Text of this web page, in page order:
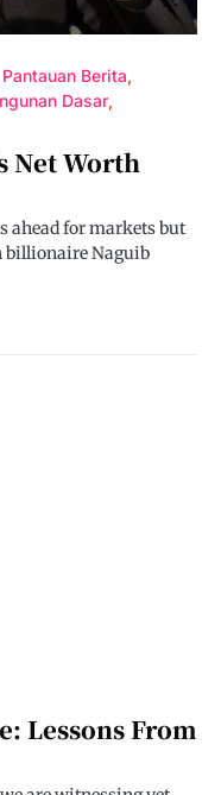
Pantauan Berita
Dasar
Net Worth
ahead for markets but
billionaire Naguib
Lessons From